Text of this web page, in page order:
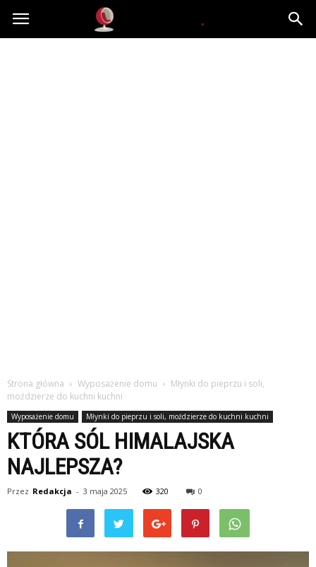
Dekoteria.pl
Strona główna Wyposażenie domu
Młynki do pieprzu i soli,
moździerze do kuchni kuchni
Wyposażenie domu Młynki do pieprzu i soli, moździerze do kuchni kuchni
KTÓRA SÓL HIMALAJSKA
NAJLEPSZA?
Przez Redakcja - 3 maja 2025 320 0